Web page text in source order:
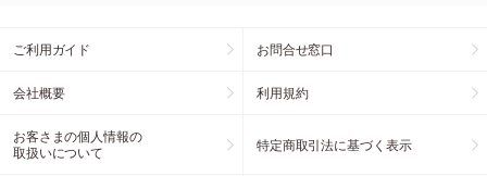
ご利用ガイド お問合せ窓口
会社概要 利用規約
お客さまの個人情報の
取扱いについて
特定商取引法に基づく表示